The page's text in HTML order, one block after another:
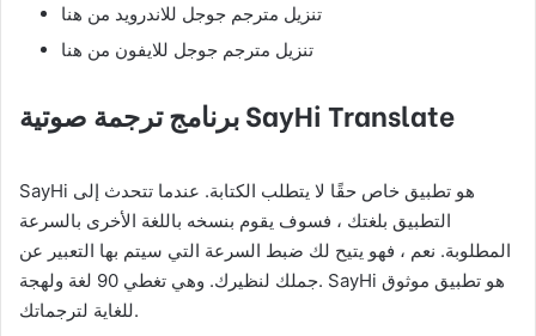
تنزيل مترجم جوجل للاندرويد من هنا
تنزيل مترجم جوجل للايفون من هنا
SayHi Translate
SayHi هو تطبيق خاص حقًا لا يتطلب الكتابة. عندما تتحدث إلى
التطبيق بلغتك ، فسوف يقوم بنسخه باللغة الأخرى بالسرعة
المطلوبة. نعم ، فهو يتيح لك ضبط السرعة التي سيتم بها التعبير عن
جملك لنظيرك. وهي تغطي 90 لغة ولهجة. SayHi هو تطبيق موثوق
للغاية لترجماتك.